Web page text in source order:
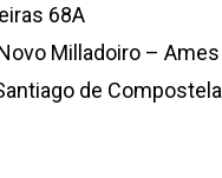
68A
Milladoiro – Ames
de Compostela